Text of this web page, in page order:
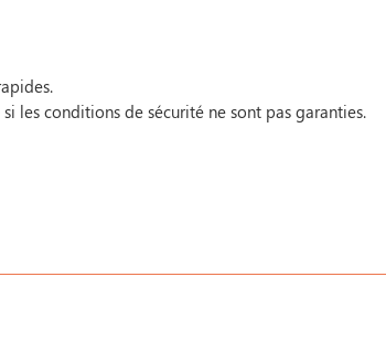
les conditions de sécurité ne sont pas garanties.